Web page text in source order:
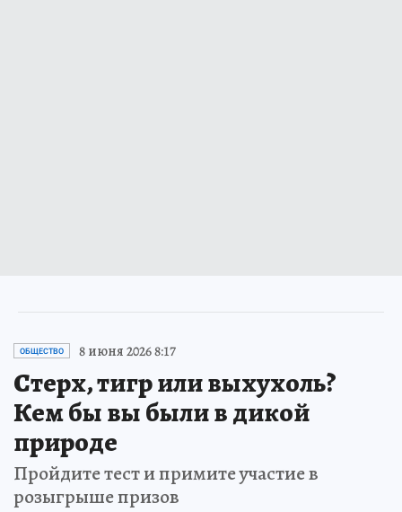
ОБЩЕСТВО 8 июня 2026 8:17
Стерх, тигр или выхухоль?
Кем бы вы были в дикой
природе
Пройдите тест и примите участие в
розыгрыше призов